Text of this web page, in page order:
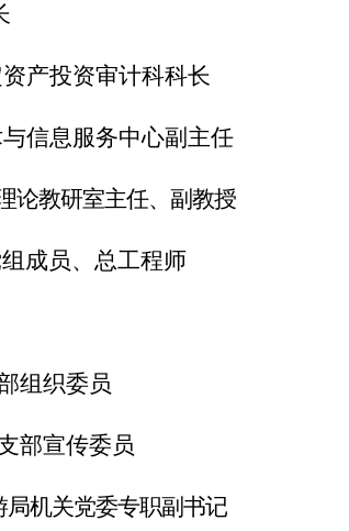
产投资审计科科长
信息服务中心副主任
论教研室主任、副教授
成员、总工程师
组织委员
部宣传委员
机关党委专职副书记